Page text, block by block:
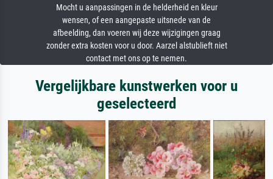
Mocht u aanpassingen in de helderheid en kleur
wensen, of een aangepaste uitsnede van de
afbeelding, dan voeren wij deze wijzigingen graag
zonder extra kosten voor u door. Aarzel alstublieft niet
contact met ons op te nemen.
Vergelijkbare kunstwerken voor u
geselecteerd